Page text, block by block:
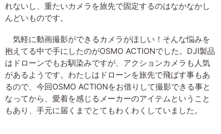
れないし、重たいカメラを旅先で固定するのはなかなかし
んどいものです。
気軽に動画撮影ができるカメラがほしい！そんな悩みを
抱えてる中で手にしたのがOSMO ACTIONでした。DJI製品
はドローンでもお馴染みですが、アクションカメラも人気
があるようです。わたしはドローンを旅先で飛ばす事もあ
るので、今回OSMO ACTIONをお借りして撮影できる事と
なってから、愛着を感じるメーカーのアイテムということ
もあり、手元に届くまでとてもわくわくしていました。